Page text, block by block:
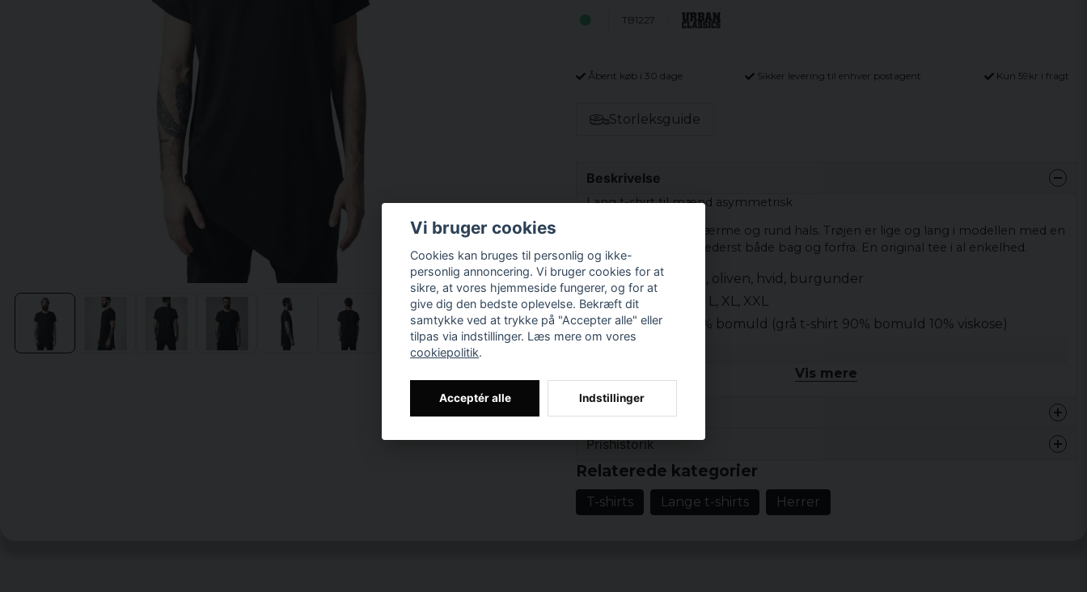
TB1227
Åbent køb i 30 dage Sikker levering til enhver postagent Kun 59kr i fragt
Storleksguide
Beskrivelse
Lang t-shirt til mænd asymmetrisk
En t-shirt med kort ærme og rund hals. Trøjen er lige og lang i modellen med en
asymmetrisk kant nederst både bag og forfra. En original tee i al enkelhed.
Farve: sort, grå, oliven, hvid, burgunder
Størrelse: S, M, L, XL, XXL
Materiale: 100% bomuld (grå t-shirt 90% bomuld 10% viskose)
Mønster: asymmetrisk hæm og ryg
Vis mere
Anmeldelser (6)
for 2 år siden
Denna kommer jag köpa i andra färger
Prishistorik
Relaterede kategorier
T-shirts Lange t-shirts Herrer
Vi bruger cookies
Cookies kan bruges til personlig og ikke-
personlig annoncering. Vi bruger cookies for at
sikre, at vores hjemmeside fungerer, og for at
give dig den bedste oplevelse. Bekræft dit
samtykke ved at trykke på "Accepter alle" eller
tilpas via indstillinger. Læs mere om vores
cookiepolitik.
Acceptér alle Indstillinger